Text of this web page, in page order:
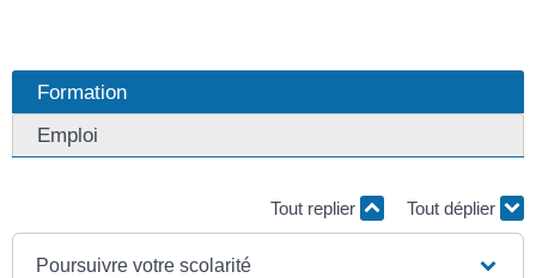
Formation
Emploi
Tout replier Tout déplier
Poursuivre votre scolarité